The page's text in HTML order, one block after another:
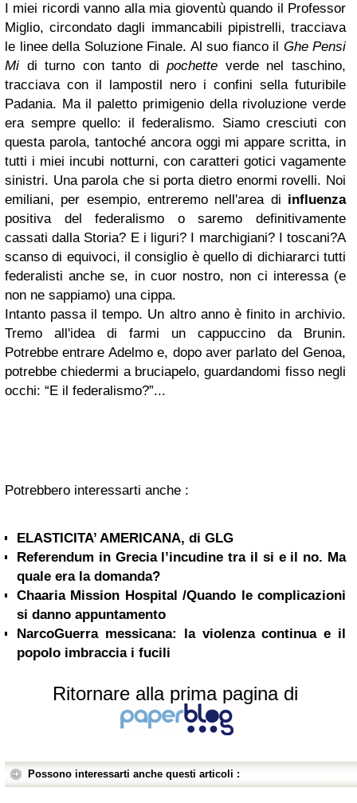
I miei ricordi vanno alla mia gioventù quando il Professor
Miglio, circondato dagli immancabili pipistrelli, tracciava
le linee della Soluzione Finale. Al suo fianco il Ghe Pensi
Mi di turno con tanto dipochette verde nel taschino,
tracciava con il lampostil nero i confini sella futuribile
Padania. Ma il paletto primigenio della rivoluzione verde
era sempre quello: il federalismo. Siamo cresciuti con
questa parola, tantoché ancora oggi mi appare scritta, in
tutti i miei incubi notturni, con caratteri gotici vagamente
sinistri. Una parola che si porta dietro enormi rovelli. Noi
emiliani, per esempio, entreremo nell'area di influenza
positiva del federalismo o saremo definitivamente
cassati dalla Storia? E i liguri? I marchigiani? I toscani?A
scanso di equivoci, il consiglio è quello di dichiararci tutti
federalisti anche se, in cuor nostro, non ci interessa (e
non ne sappiamo) una cippa.
Intanto passa il tempo. Un altro anno è finito in archivio.
Tremo all'idea di farmi un cappuccino da Brunin.
Potrebbe entrare Adelmo e, dopo aver parlato del Genoa,
potrebbe chiedermi a bruciapelo, guardandomi fisso negli
occhi: “E il federalismo?”...
Potrebbero interessarti anche :
ELASTICITA’ AMERICANA, di GLG
Referendum in Grecia l’incudine tra il si e il no. Ma
quale era la domanda?
Chaaria Mission Hospital /Quando le complicazioni
si danno appuntamento
NarcoGuerra messicana: la violenza continua e il
popolo imbraccia i fucili
Ritornare alla prima pagina di
Possono interessarti anche questi articoli :